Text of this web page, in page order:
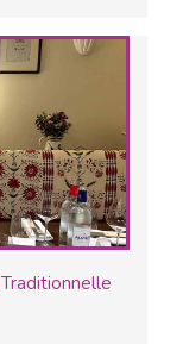
Traditionnelle